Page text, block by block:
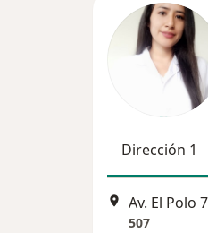
Dirección 1
Av. El Polo
507